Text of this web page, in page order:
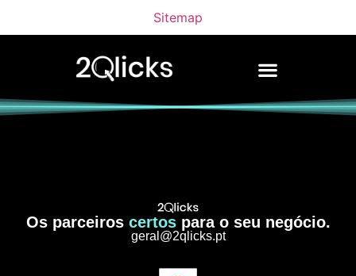
Sitemap
Os parceiros certospara o seu negócio.
geral@2qlicks.pt